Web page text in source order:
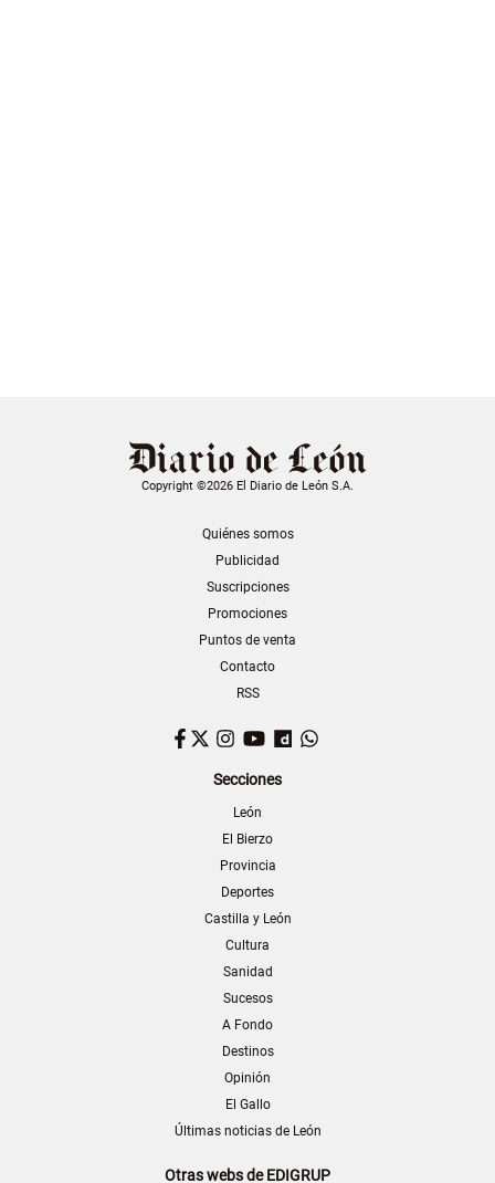
Copyright ©2026 El Diario de León S.A.
Quiénes somos
Publicidad
Suscripciones
Promociones
Puntos de venta
Contacto
RSS
Facebook
TwitterInstagram
YouTubeDailymotion
Secciones
León
El Bierzo
Provincia
Deportes
Castilla y León
Cultura
Sanidad
Sucesos
A Fondo
Destinos
Opinión
El Gallo
Últimas noticias de León
Otras webs de EDIGRUP